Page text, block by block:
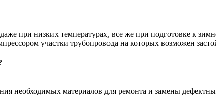
при низких температурах, все же при подготовке к
участки трубопровода на которых возможен
необходимых материалов для ремонта и замены